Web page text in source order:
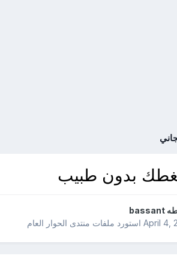
بدون طبيب
bassant
April 4,استورد ملفات منتدى الحوار العام